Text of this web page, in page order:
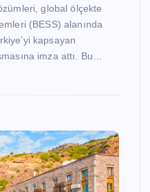
global ölçekte
(BESS) alanında
kapsayan
imza attı. Bu…